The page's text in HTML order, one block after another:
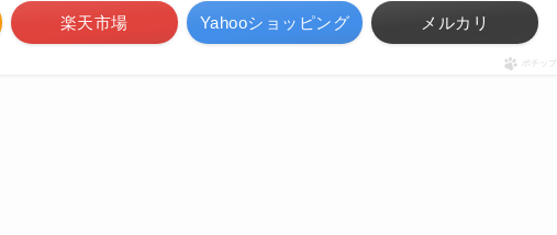
楽天市場 Yahooショッピング メルカリ
ポチップ